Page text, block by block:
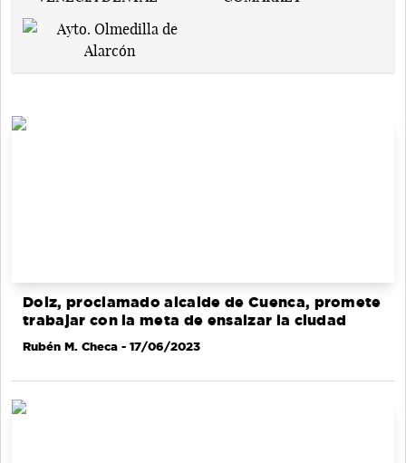
Dolz, proclamado alcalde de Cuenca, promete
trabajar con la meta de ensalzar la ciudad
Rubén M. Checa - 17/06/2023